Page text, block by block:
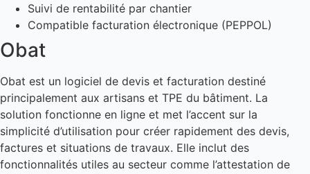
Suivi de rentabilité par chantier
Compatible facturation électronique (PEPPOL)
Obat
Obat est un logiciel de devis et facturation destiné
principalement aux artisans et TPE du bâtiment. La
solution fonctionne en ligne et met l’accent sur la
simplicité d’utilisation pour créer rapidement des devis,
factures et situations de travaux. Elle inclut des
fonctionnalités utiles au secteur comme l’attestation de